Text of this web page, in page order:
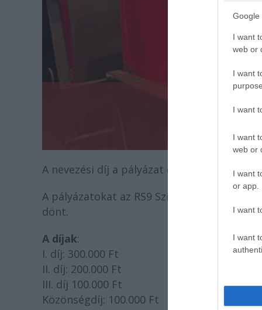
Google
I want
web or
I want
I want
I want
web or
I want
or app.
I want
I want
A nevezési díj a pályázat eredményétől
A pályázatokat az RS9 Színház
dönt.
A díjak:
I. díj: 300.000 Ft
II. díj: 200.000 Ft
III. díj 100.000 Ft
Közönségdíj: 100.000 Ft